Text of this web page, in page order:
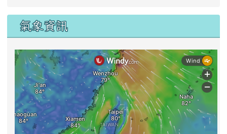
氣象資訊